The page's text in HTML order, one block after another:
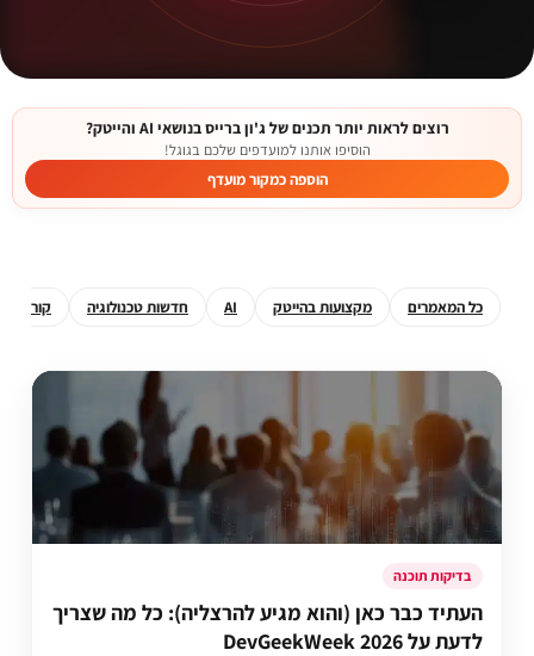
רוצים לראות יותר תכנים של ג'ון ברייס בנושאי AI והייטק?
הוסיפו אותנו למועדפים שלכם בגוגל!
הוספה כמקור מועדף
כל המאמרים מקצועות בהייטק AI חדשות טכנולוגיה קורסים
בדיקות תוכנה
העתיד כבר כאן (והוא מגיע להרצליה): כל מה שצריך
לדעת על DevGeekWeek 2026